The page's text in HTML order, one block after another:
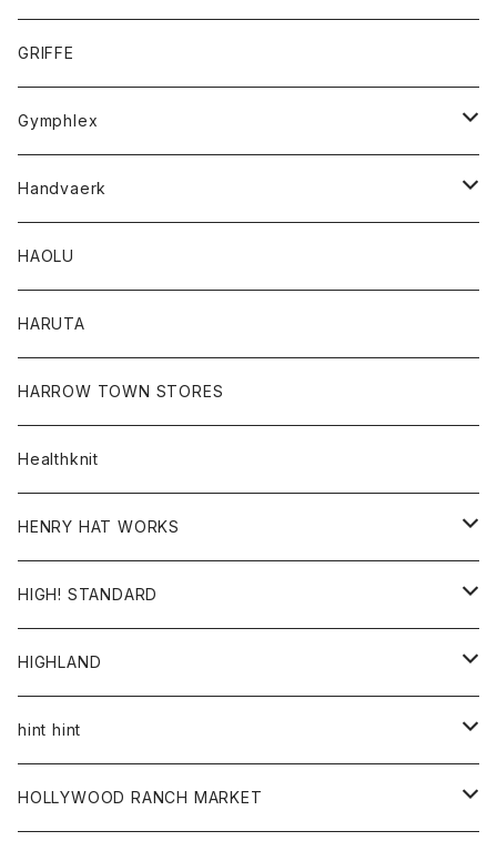
スカート
スカート
Tシャツ
Tシャツ
GRIFFE
Gymphlex
アウター
カーディガン
コート
トップス
シャツ
スウェット
レディース
カーディガン
コート
ボトム
パンツ
Handvaerk
トップス
Tシャツ
ロンTEE
HAOLU
HARUTA
HARROW TOWN STORES
Healthknit
HENRY HAT WORKS
帽子
HIGH! STANDARD
アウター
ジャケット
トップス
シャツ
ボトム
HIGHLAND
帽子
hint hint
ストール
HOLLYWOOD RANCH MARKET